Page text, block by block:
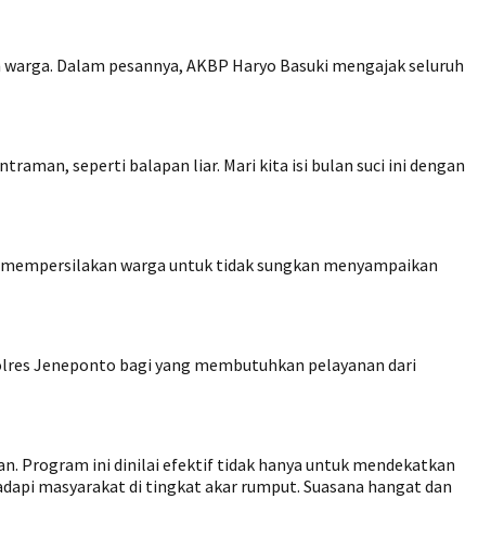
Dalam pesannya, AKBP Haryo Basuki mengajak seluruh
seperti balapan liar. Mari kita isi bulan suci ini dengan
warga untuk tidak sungkan menyampaikan
Jeneponto bagi yang membutuhkan pelayanan dari
Program ini dinilai efektif tidak hanya untuk mendekatkan
masyarakat di tingkat akar rumput. Suasana hangat dan